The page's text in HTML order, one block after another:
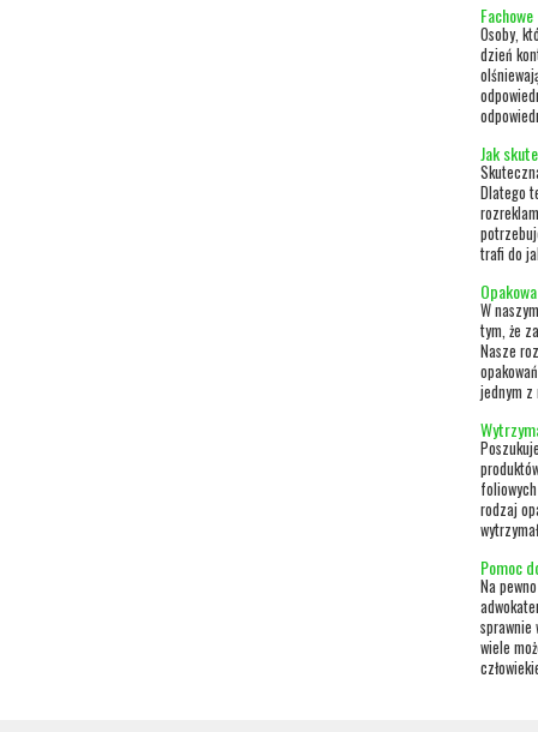
Osoby,
dzień
Jak
Dlatego
trafi do
W
tym, że
Nasze
jednym z
rodzaj
Pomoc
Na
sprawnie
wiele